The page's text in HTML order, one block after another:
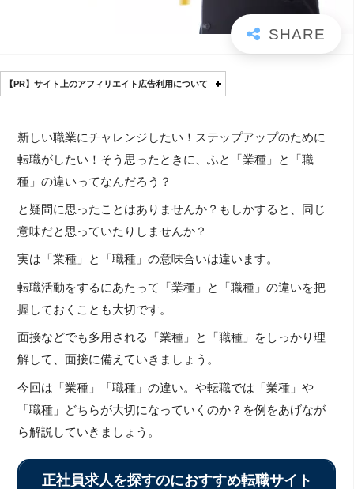
【PR】サイト上のアフィリエイト広告利用について
新しい職業にチャレンジしたい！ステップアップのために
転職がしたい！そう思ったときに、ふと「業種」と「職
種」の違いってなんだろう？
と疑問に思ったことはありませんか？もしかすると、同じ
意味だと思っていたりしませんか？
実は「業種」と「職種」の意味合いは違います。
転職活動をするにあたって「業種」と「職種」の違いを把
握しておくことも大切です。
面接などでも多用される「業種」と「職種」をしっかり理
解して、面接に備えていきましょう。
今回は「業種」「職種」の違い。や転職では「業種」や
「職種」どちらが大切になっていくのか？を例をあげなが
ら解説していきましょう。
正社員求人を探すのにおすすめ転職サイト